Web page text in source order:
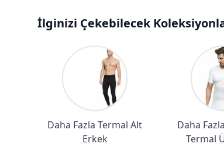
İlginizi Çekebilecek
Daha Fazla Termal Alt
Erkek
Daha
Termal